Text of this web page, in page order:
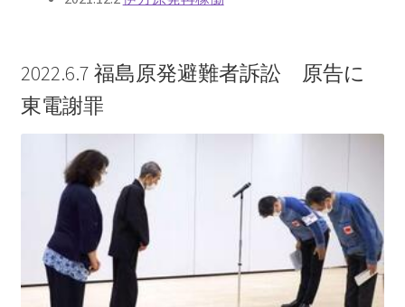
ギャラリー
ギャラリー_2023.3.12
ギャラリー_2024.3.10
ギャラリー_2025.3.23
ギャラリー_2026.3.15
2022.6.7 福島原発避難者訴訟 原告に
東電謝罪